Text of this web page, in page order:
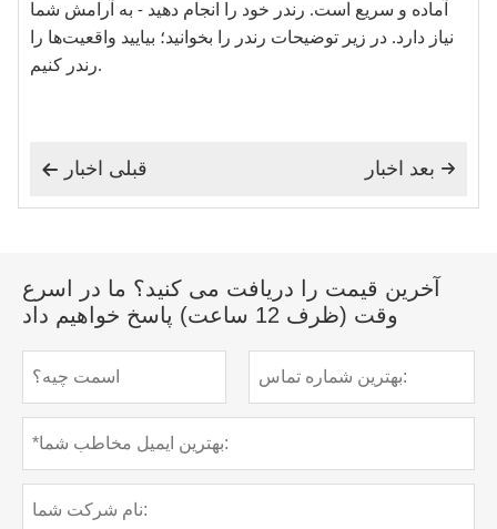
آماده و سریع است. رندر خود را انجام دهید - به آرامش شما
نیاز دارد. در زیر توضیحات رندر را بخوانید؛ بیایید واقعیت‌ها را
رندر کنیم.
 قبلی اخبار  بعد اخبار
آخرین قیمت را دریافت می کنید؟ ما در اسرع
وقت (ظرف 12 ساعت) پاسخ خواهیم داد